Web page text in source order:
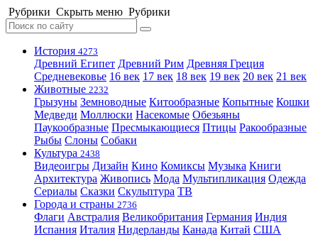
Рубрики Скрыть меню Рубрики
История 4273
Древний Египет Древний Рим Древняя Греция
Средневековье 16 век 17 век 18 век 19 век 20 век 21 век
Животные 2232
Грызуны Земноводные Китообразные Копытные Кошки
Медведи Моллюски Насекомые Обезьяны
Паукообразные Пресмыкающиеся Птицы Ракообразные
Рыбы Слоны Собаки
Культура 2438
Видеоигры Дизайн Кино Комиксы Музыка Книги
Архитектура Живопись Мода Мультипликация Одежда
Сериалы Сказки Скульптура ТВ
Города и страны 2736
Флаги Австралия Великобритания Германия Индия
Испания Италия Нидерланды Канада Китай США